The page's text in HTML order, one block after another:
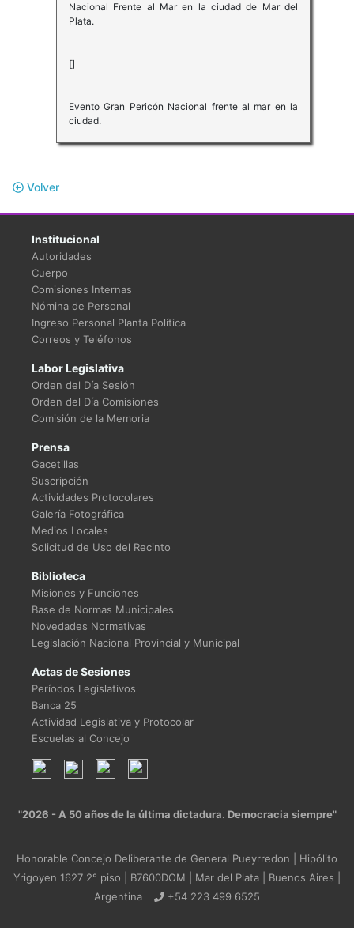
Nacional Frente al Mar en la ciudad de Mar del
Plata.
[]
Evento Gran Pericón Nacional frente al mar en la
ciudad.
Volver
Institucional
Autoridades
Cuerpo
Comisiones Internas
Nómina de Personal
Ingreso Personal Planta Política
Correos y Teléfonos
Labor Legislativa
Orden del Día Sesión
Orden del Día Comisiones
Comisión de la Memoria
Prensa
Gacetillas
Suscripción
Actividades Protocolares
Galería Fotográfica
Medios Locales
Solicitud de Uso del Recinto
Biblioteca
Misiones y Funciones
Base de Normas Municipales
Novedades Normativas
Legislación Nacional Provincial y Municipal
Actas de Sesiones
Períodos Legislativos
Banca 25
Actividad Legislativa y Protocolar
Escuelas al Concejo
"2026 - A 50 años de la última dictadura. Democracia siempre"
Honorable Concejo Deliberante de General Pueyrredon | Hipólito
Yrigoyen 1627 2° piso | B7600DOM | Mar del Plata | Buenos Aires |
Argentina
+54 223 499 6525